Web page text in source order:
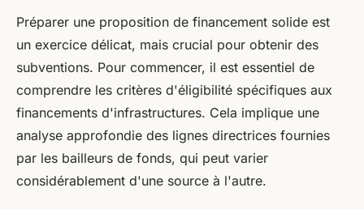
Préparer une proposition de financement solide est
un exercice délicat, mais crucial pour obtenir des
subventions. Pour commencer, il est essentiel de
comprendre les critères d'éligibilité spécifiques aux
financements d'infrastructures. Cela implique une
analyse approfondie des lignes directrices fournies
par les bailleurs de fonds, qui peut varier
considérablement d'une source à l'autre.